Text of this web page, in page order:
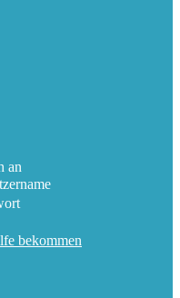
an
bekommen